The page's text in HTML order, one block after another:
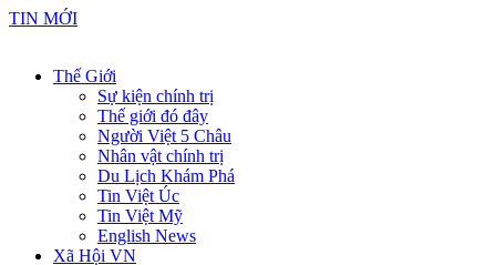
TIN MỚI
Thế Giới
Sự kiện chính trị
Thế giới đó đây
Người Việt 5 Châu
Nhân vật chính trị
Du Lịch Khám Phá
Tin Việt Úc
Tin Việt Mỹ
English News
Xã Hội VN